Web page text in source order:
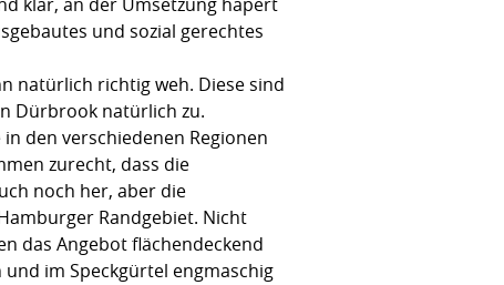
und sozial gerechtes
natürlich richtig weh. Diese sind
Dürbrook natürlich zu.
den verschiedenen Regionen
zurecht, dass die
noch her, aber die
Randgebiet. Nicht
das Angebot flächendeckend
im Speckgürtel engmaschig